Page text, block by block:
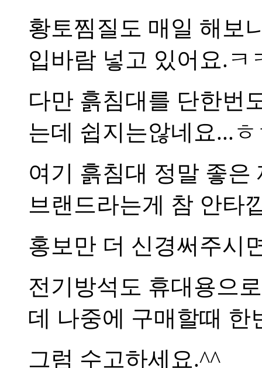
황토찜질도 매일 해보
입바람 넣고 있어요.ㅋ
다만 흙침대를 단한번
는데 쉽지는않네요...
여기 흙침대 정말 좋
브랜드라는게 참 안타
홍보만 더 신경써주시
전기방석도 휴대용으
데 나중에 구매할때
그럼 수고하세요.^^